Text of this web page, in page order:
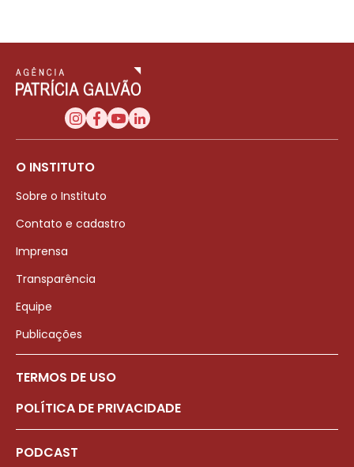
O INSTITUTO
Sobre o Instituto
Contato e cadastro
Imprensa
Transparência
Equipe
Publicações
TERMOS DE USO
POLÍTICA DE PRIVACIDADE
PODCAST